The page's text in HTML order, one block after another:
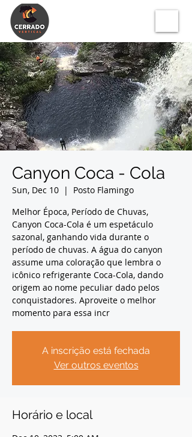
Canyon Coca - Cola
Sun, Dec 10
  |
Posto Flamingo
Melhor Época, Período de Chuvas,
Canyon Coca-Cola é um espetáculo
sazonal, ganhando vida durante o
período de chuvas. A água do canyon
assume uma coloração que lembra o
icônico refrigerante Coca-Cola, dando
origem ao nome peculiar dado pelos
conquistadores. Aproveite o melhor
momento para essa incr
A inscrição está fechada
Ver outros eventos
Horário e local